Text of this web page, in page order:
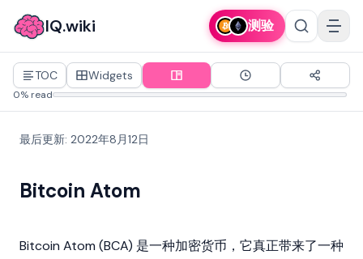
IQ.wiki 测验
TOC Widgets
0% read
最后更新: 2022年8月12日
Bitcoin Atom
Bitcoin Atom (BCA) 是一种加密货币 ，它真正带来了一种